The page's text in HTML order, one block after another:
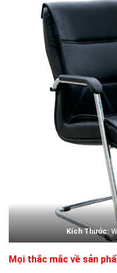
Kích Thước:
Mọi thắc mắc về sản